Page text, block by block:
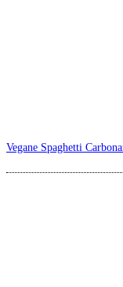
Vegane Spaghetti